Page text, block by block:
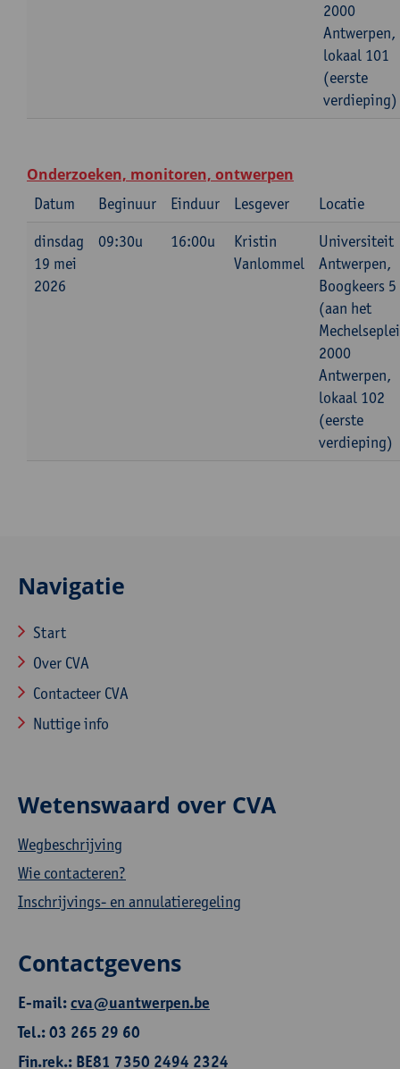
2000
Antwerpen,
lokaal 101
(eerste
verdieping)
Onderzoeken, monitoren, ontwerpen
Datum Beginuur Einduur Lesgever
Locatie
dinsdag
19 mei
2026
09:30u 16:00u
Kristin
Vanlommel
Universiteit
Antwerpen,
Boogkeers 5
(aan het
2000
Antwerpen,
lokaal 102
(eerste
verdieping)
Navigatie
Start
Over CVA
Contacteer CVA
Nuttige info
Wetenswaard over CVA
Wegbeschrijving
Wie contacteren?
Inschrijvings- en annulatieregeling
Contactgevens
E-mail:cva@uantwerpen.be
Tel.: 03 265 29 60
Fin.rek.: BE81 7350 2494 2324